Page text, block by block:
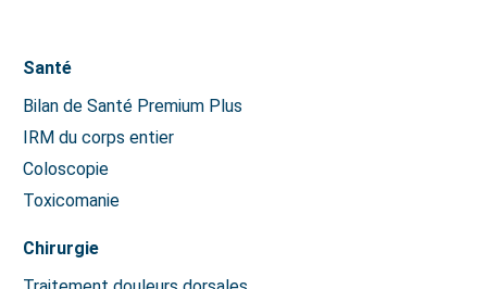
Santé
Bilan de Santé Premium Plus
IRM du corps entier
Coloscopie
Toxicomanie
Chirurgie